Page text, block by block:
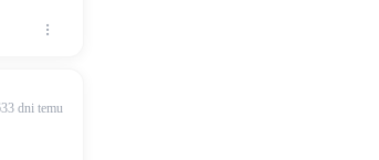
dni temu